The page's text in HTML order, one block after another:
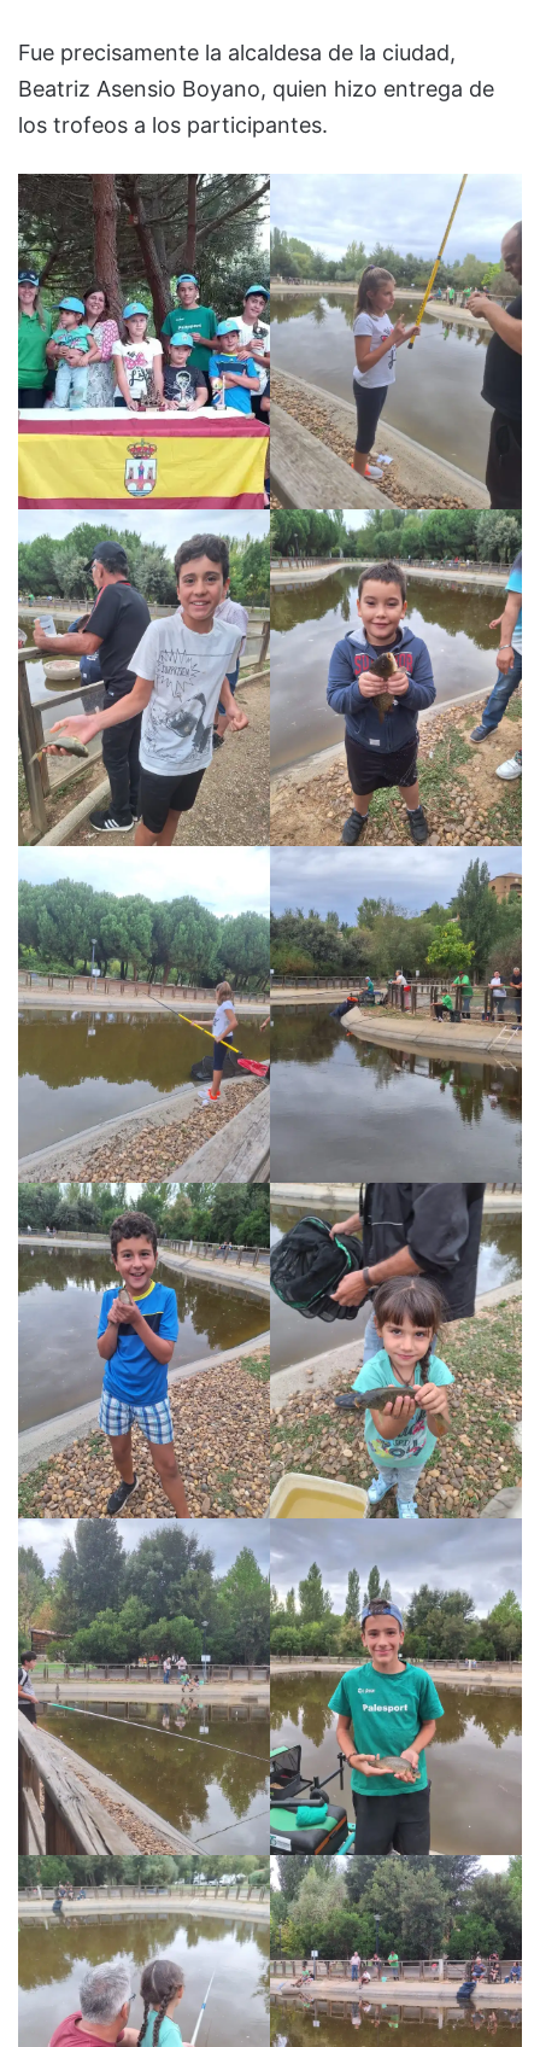
Fue precisamente la alcaldesa de la ciudad,
Beatriz Asensio Boyano, quien hizo entrega de
los trofeos a los participantes.